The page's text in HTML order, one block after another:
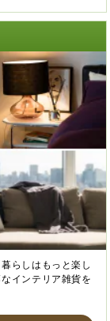
らしはもっと楽し
インテリア雑貨を